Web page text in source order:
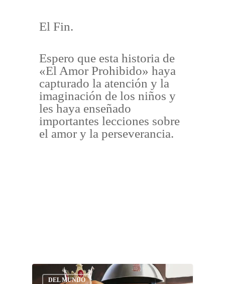
El Fin.
Espero que esta historia de
«El Amor Prohibido» haya
capturado la atención y la
imaginación de los niños y
les haya enseñado
importantes lecciones sobre
el amor y la perseverancia.
DEL MUNDO